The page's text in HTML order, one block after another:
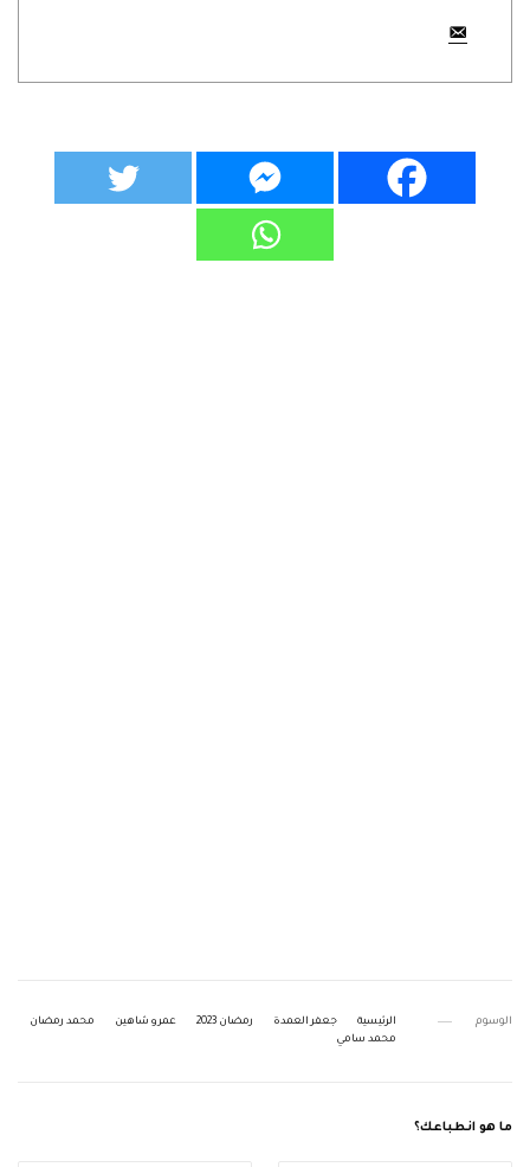
الوسوم الرئيسية جعفر العمدة رمضان 2023 عمرو شاهين
محمد رمضان
محمد سامي
ما هو انطباعك؟